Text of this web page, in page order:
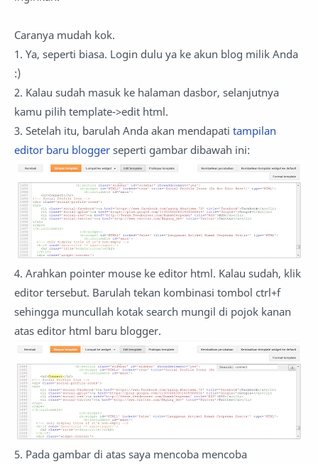
Caranya mudah kok.
1. Ya, seperti biasa. Login dulu ya ke akun blog milik Anda
:)
2. Kalau sudah masuk ke halaman dasbor, selanjutnya
kamu pilih template->edit html.
3. Setelah itu, barulah Anda akan mendapati tampilan
editor baru blogger seperti gambar dibawah ini:
4. Arahkan pointer mouse ke editor html. Kalau sudah, klik
editor tersebut. Barulah tekan kombinasi tombol ctrl+f
sehingga muncullah kotak search mungil di pojok kanan
atas editor html baru blogger.
5. Pada gambar di atas saya mencoba mencoba